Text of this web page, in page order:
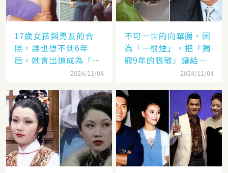
17歲女孩與男友的合
照，誰也想不到6年
后，她會出道成為「香
港當紅女星」，至今都
2024/11/04
不可一世的向華勝，因
為「一根煙」，把「獨
寵9年的張敏」讓給了
2024/11/04